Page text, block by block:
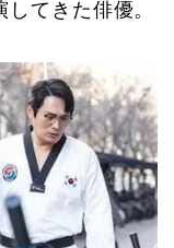
てきた俳優。